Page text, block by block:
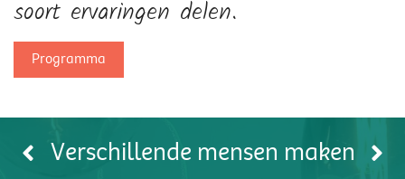
soort ervaringen delen.
Programma